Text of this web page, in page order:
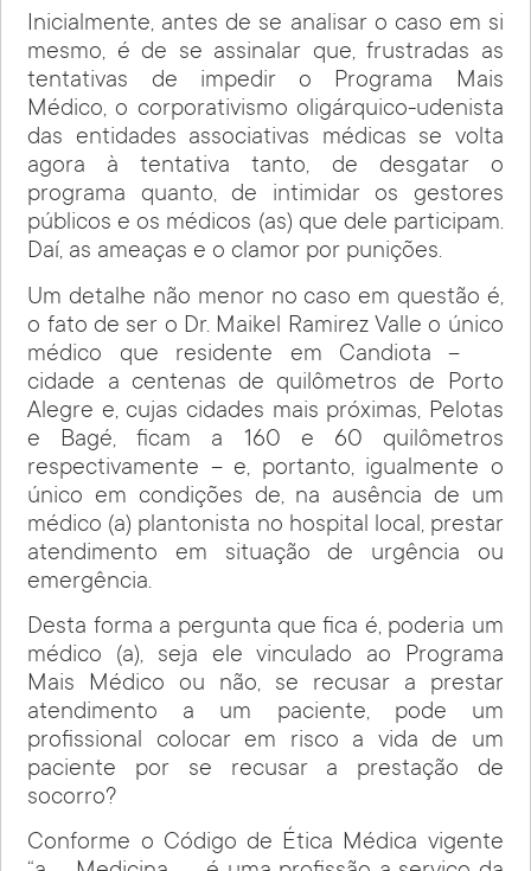
Inicialmente, antes de se analisar o caso em si
mesmo, é de se assinalar que, frustradas as
tentativas de impedir o Programa Mais
Médico, o corporativismo oligárquico-udenista
das entidades associativas médicas se volta
agora à tentativa tanto, de desgatar o
programa quanto, de intimidar os gestores
públicos e os médicos (as) que dele participam.
Daí, as ameaças e o clamor por punições.
Um detalhe não menor no caso em questão é,
o fato de ser o Dr. Maikel Ramirez Valle o único
médico que residente em Candiota –
cidade a centenas de quilômetros de Porto
Alegre e, cujas cidades mais próximas, Pelotas
e Bagé, ficam a 160 e 60 quilômetros
respectivamente – e, portanto, igualmente o
único em condições de, na ausência de um
médico (a) plantonista no hospital local, prestar
atendimento em situação de urgência ou
emergência.
Desta forma a pergunta que fica é, poderia um
médico (a), seja ele vinculado ao Programa
Mais Médico ou não, se recusar a prestar
atendimento a um paciente, pode um
profissional colocar em risco a vida de um
paciente por se recusar a prestação de
socorro?
Conforme o Código de Ética Médica vigente